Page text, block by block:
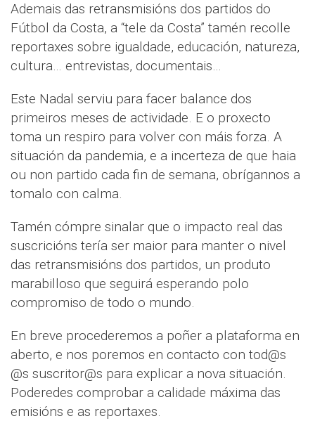
Ademais das retransmisións dos partidos do
Fútbol da Costa, a “tele da Costa” tamén recolle
reportaxes sobre igualdade, educación, natureza,
cultura… entrevistas, documentais…
Este Nadal serviu para facer balance dos
primeiros meses de actividade. E o proxecto
toma un respiro para volver con máis forza. A
situación da pandemia, e a incerteza de que haia
ou non partido cada fin de semana, obrígannos a
tomalo con calma.
Tamén cómpre sinalar que o impacto real das
suscricións tería ser maior para manter o nivel
das retransmisións dos partidos, un produto
marabilloso que seguirá esperando polo
compromiso de todo o mundo.
En breve procederemos a poñer a plataforma en
aberto, e nos poremos en contacto con tod@s
@s suscritor@s para explicar a nova situación.
Poderedes comprobar a calidade máxima das
emisións e as reportaxes.